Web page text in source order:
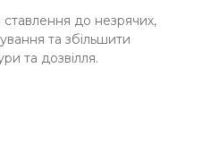
до незрячих,
та збільшити
та дозвілля.